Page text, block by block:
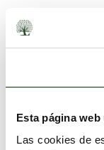
Esta página
Las cookies de